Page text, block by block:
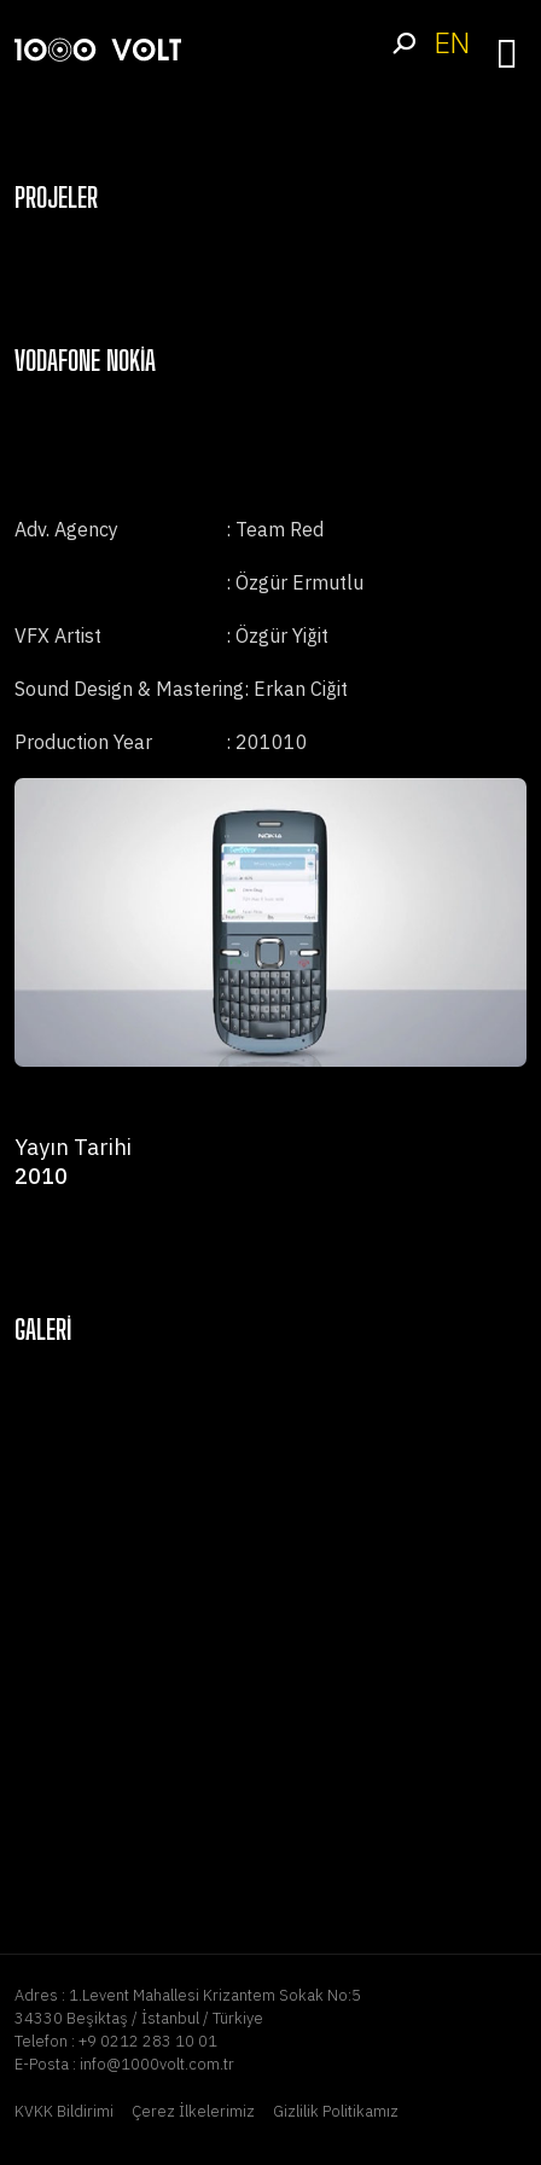
EN
PROJELER
VODAFONE NOKIA
Adv. Agency : Team Red
: Özgür Ermutlu
VFX Artist : Özgür Yiğit
Sound Design & Mastering: Erkan Ciğit
Production Year : 201010
Yayın Tarihi
2010
GALERI
Adres : 1.Levent Mahallesi Krizantem Sokak No:5
34330 Beşiktaş / İstanbul / Türkiye
Telefon : +9 0212 283 10 01
E-Posta : info@1000volt.com.tr
KVKK Bildirimi Çerez İlkelerimiz Gizlilik Politikamız